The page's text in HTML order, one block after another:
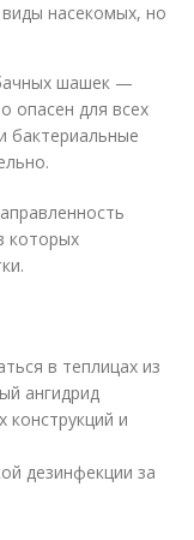
насекомых, но
шашек —
опасен для всех
бактериальные
которых
в теплицах из
ангидрид
конструкций и
дезинфекции за